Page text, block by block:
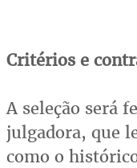
Critérios e
A seleção será
julgadora, que
como o